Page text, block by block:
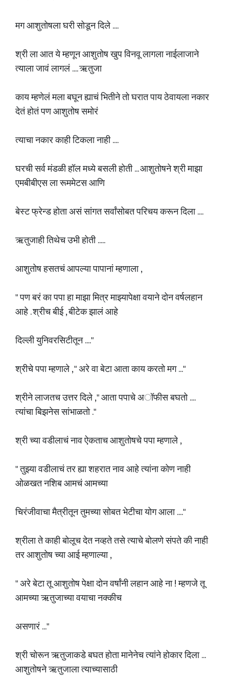
मग आशुतोषला घरी सोडून दिले ....
श्री ला आत ये म्हणून आशुतोष खुप विनवू लागला नाईलाजाने
त्याला जावं लागलं .... ऋतुजा
काय म्हणेलं मला बघून ह्याचं भितीने तो घरात पाय ठेवायला नकार
देतं होतं पण आशुतोष समोरं
त्याचा नकार काही टिकला नाही ....
घरची सर्व मंडळी हॉल मध्ये बसली होती ... आशुतोषने श्री माझा
एमबीबीएस ला रूममेटस आणि
बेस्ट फ्रेन्ड होता असं सांगत सर्वांसोबत परिचय करून दिला ....
ऋतुजाही तिथेच उभी होती .....
आशुतोष हसतचं आपल्या पापानां म्हणाला ,
" पण बरं का पपा हा माझा मित्र माझ्यापेक्षा वयाने दोन वर्षलहान
आहे . श्रीच बीई , बीटेक झालं आहे
दिल्ली युनिवरसिटीतून ...."
श्रीचे पपा म्हणाले , " अरे वा बेटा आता काय करतो मग ..."
श्रीने लाजतच उत्तर दिले ," आता पपाचे अॉफीस बघतो ....
त्यांचा बिझनेस सांभाळतो ."
श्री च्या वडीलाचं नाव ऐकताच आशुतोषचे पपा म्हणाले ,
" तुझ्या वडीलाचं तर ह्या शहरात नाव आहे त्यांना कोण नाही
ओळखत नशिब आमचं आमच्या
चिरंजीवाचा मैत्रीतून तुमच्या सोबत भेटीचा योग आला ...."
श्रीला ते काही बोलूच देत नव्हते तसे त्याचे बोलणे संपते की नाही
तर आशुतोष च्या आई म्हणाल्या ,
" अरे बेटा तू आशुतोष पेक्षा दोन वर्षांनी लहान आहे ना ! म्हणजे तू
आमच्या ऋतुजाच्या वयाचा नक्कीच
असणारं ..."
श्री चोरून ऋतुजाकडे बघत होता मानेनेच त्यांने होकार दिला ...
आशुतोषने ऋतुजाला त्याच्यासाठी